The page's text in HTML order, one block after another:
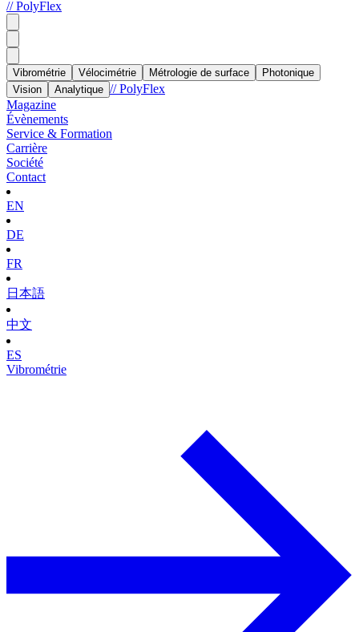
// PolyFlex
Vibrométrie Vélocimétrie Métrologie de surface
Photonique
Vision
Analytique // PolyFlex
Magazine
Évènements
Service & Formation
Carrière
Société
Contact
EN
DE
FR
日本語
中文
ES
Vibrométrie